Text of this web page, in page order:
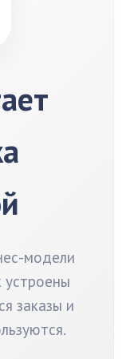
модели
заказы и